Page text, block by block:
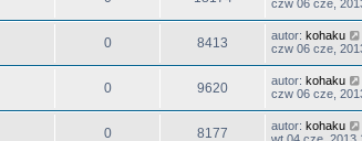
czw 06 cze,
0 8413 autor: kohaku
czw 06 cze,
0 9620 autor: kohaku
czw 06 cze,
0 8177 autor: kohaku
wt 04 cze, 2013